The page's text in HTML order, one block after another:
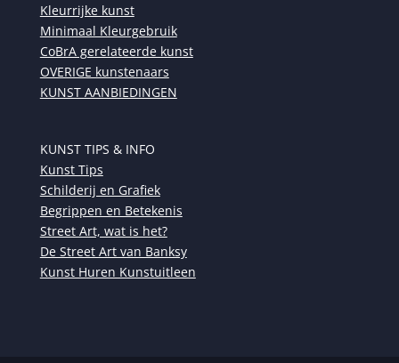
Kleurrijke kunst
Minimaal Kleurgebruik
CoBrA gerelateerde kunst
OVERIGE kunstenaars
KUNST AANBIEDINGEN
KUNST TIPS & INFO
Kunst Tips
Schilderij en Grafiek
Begrippen en Betekenis
Street Art, wat is het?
De Street Art van Banksy
Kunst Huren Kunstuitleen